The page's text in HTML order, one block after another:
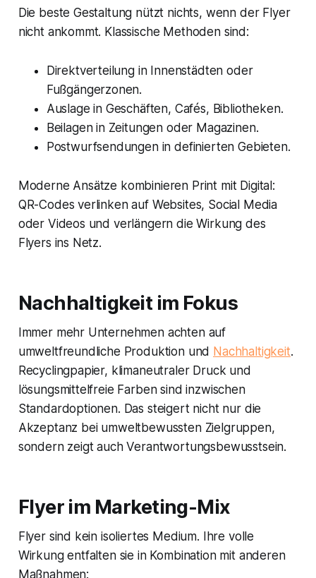
Die beste Gestaltung nützt nichts, wenn der Flyer
nicht ankommt. Klassische Methoden sind:
Direktverteilung in Innenstädten oder
Fußgängerzonen.
Auslage in Geschäften, Cafés, Bibliotheken.
Beilagen in Zeitungen oder Magazinen.
Postwurfsendungen in definierten Gebieten.
Moderne Ansätze kombinieren Print mit Digital:
QR-Codes verlinken auf Websites, Social Media
oder Videos und verlängern die Wirkung des
Flyers ins Netz.
Nachhaltigkeit im Fokus
Immer mehr Unternehmen achten auf
umweltfreundliche Produktion und Nachhaltigkeit.
Recyclingpapier, klimaneutraler Druck und
lösungsmittelfreie Farben sind inzwischen
Standardoptionen. Das steigert nicht nur die
Akzeptanz bei umweltbewussten Zielgruppen,
sondern zeigt auch Verantwortungsbewusstsein.
Flyer im Marketing-Mix
Flyer sind kein isoliertes Medium. Ihre volle
Wirkung entfalten sie in Kombination mit anderen
Maßnahmen: